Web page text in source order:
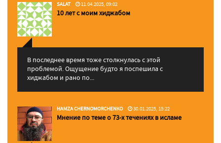
SALAT 11.04.2025, 09:02
10 лет с моим хиджабом
В последнее время тоже столкнулась с этой
проблемой. Ощущение будто я поспешила с
хиджабом и рано по...
HAMZA CHERNOMORCHENKO 30.01.2025, 15:22
Мнение по теме о 73-х течениях в исламе